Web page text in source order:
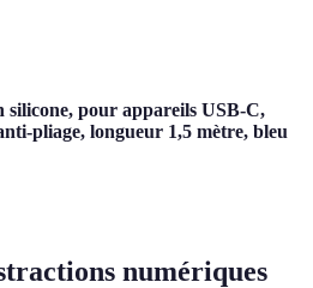
silicone, pour appareils USB-C,
pliage, longueur 1,5 mètre, bleu
numériques